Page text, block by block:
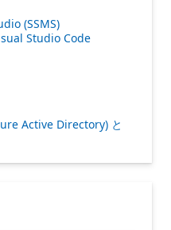
(SSMS)
Studio Code
Active Directory) と